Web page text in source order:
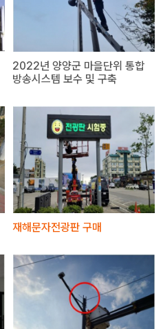
2022년 양양군 마을단위 통합
방송시스템 보수 및 구축
재해문자전광판 구매